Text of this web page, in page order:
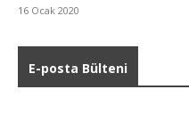
16 Ocak 2020
E-posta Bülteni